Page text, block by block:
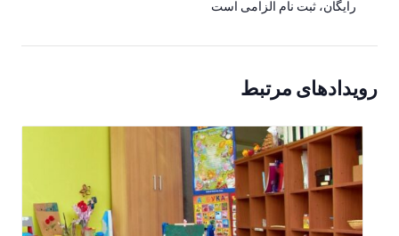
رایگان، ثبت نام الزامی است
رویدادهای مرتبط